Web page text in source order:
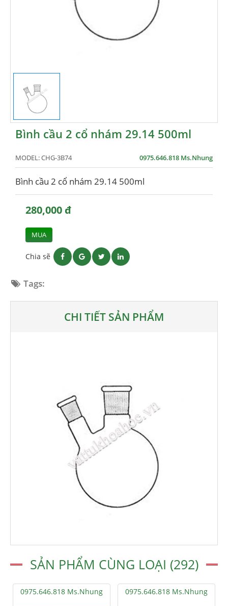
Bình cầu 2 cổ nhám 29.14 500ml
MODEL:CHG-3B74 0975.646.818 Ms.Nhung
Bình cầu 2 cổ nhám 29.14 500ml
280,000 đ
MUA
Chia sẽ
Tags:
CHI TIẾT SẢN PHẨM
SẢN PHẨM CÙNG LOẠI (292)
0975.646.818 Ms.Nhung 0975.646.818 Ms.Nhung